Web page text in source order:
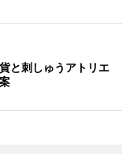
と刺しゅうアトリエ